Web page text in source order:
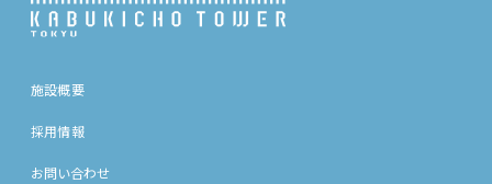
施設概要
採用情報
お問い合わせ